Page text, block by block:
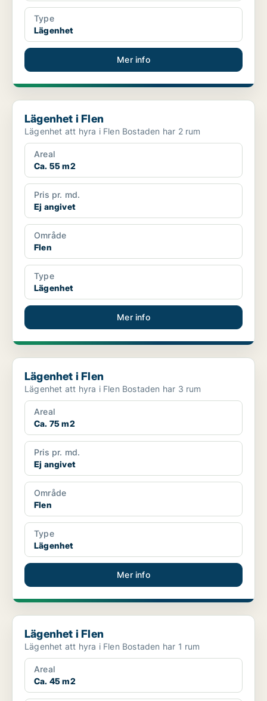
Type
Lägenhet
Mer info
Lägenhet i Flen
Lägenhet i Flen
Lägenhet att hyra i Flen Bostaden har 2 rum
Areal
Ca. 55 m2
Pris pr. md.
Ej angivet
Område
Flen
Type
Lägenhet
Mer info
Lägenhet i Flen
Lägenhet i Flen
Lägenhet att hyra i Flen Bostaden har 3 rum
Areal
Ca. 75 m2
Pris pr. md.
Ej angivet
Område
Flen
Type
Lägenhet
Mer info
Lägenhet i Flen
Lägenhet i Flen
Lägenhet att hyra i Flen Bostaden har 1 rum
Areal
Ca. 45 m2